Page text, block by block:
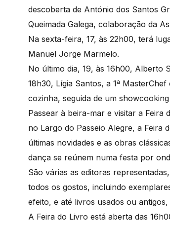
descoberta de António dos Santos
Queimada Galega, colaboração da
Na sexta-feira, 17, às 22h00, terá
Manuel Jorge Marmelo.
No último dia, 19, às 16h00, Alberto
18h30, Lígia Santos, a 1ª
cozinha, seguida de um
Passear à beira-mar e visitar a
no Largo do Passeio Alegre, a Feira
últimas novidades e as obras
dança se reúnem numa festa por
São várias as editoras
todos os gostos, incluindo
efeito, e até livros usados ou
A Feira do Livro está aberta das